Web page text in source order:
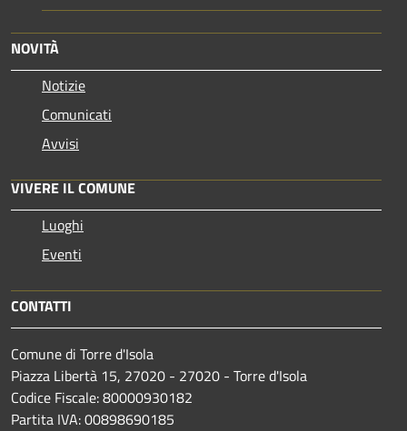
NOVITÀ
Notizie
Comunicati
Avvisi
VIVERE IL COMUNE
Luoghi
Eventi
CONTATTI
Comune di Torre d'Isola
Piazza Libertà 15, 27020 - 27020 - Torre d'Isola
Codice Fiscale: 80000930182
Partita IVA: 00898690185